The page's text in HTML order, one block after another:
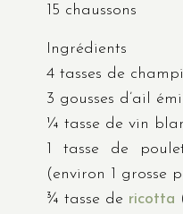
15 chaussons
Ingrédients
4 tasses de
3 gousses d’ail
¼ tasse de vin
1 tasse de
(environ 1 grosse
¾ tasse de ricotta